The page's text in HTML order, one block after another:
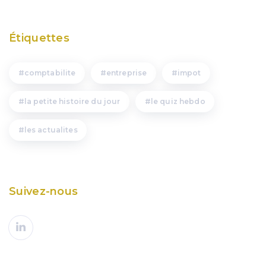
Étiquettes
comptabilite entreprise impot
la petite histoire du jour le quiz hebdo
les actualites
Suivez-nous